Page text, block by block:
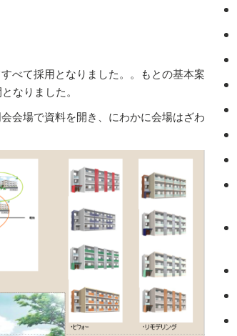
べて採用となりました。。もとの基本案
なりました。
会場で資料を開き、にわかに会場はざわ